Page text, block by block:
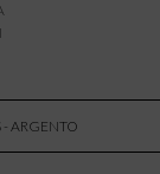
- ARGENTO